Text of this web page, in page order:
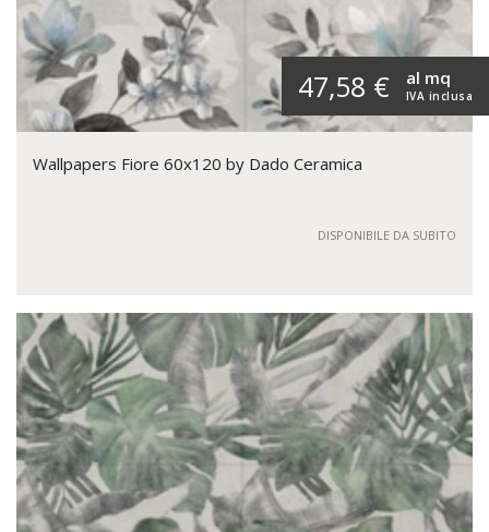
47,58 € IVA inclusa
al mq
Wallpapers Fiore 60x120 by Dado Ceramica
DISPONIBILE DA SUBITO